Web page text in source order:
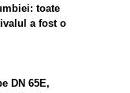
toate
a fost o
DN 65E,